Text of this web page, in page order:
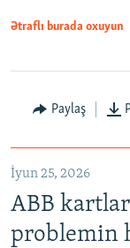
Auto
Ətraflı burada oxuyun
Paylaş
İyun 25, 2026
ABB
problemin